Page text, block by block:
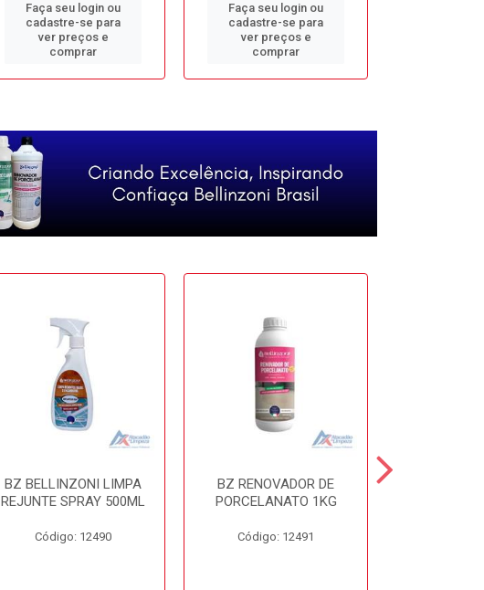
Faça seu login ou
cadastre-se para
ver preços e
comprar
Faça seu login ou
cadastre-se para
ver preços e
comprar
BZ BELLINZONI LIMPA
REJUNTE SPRAY 500ML
Código: 12490
BZ RENOVADOR DE
PORCELANATO 1KG
Código: 12491